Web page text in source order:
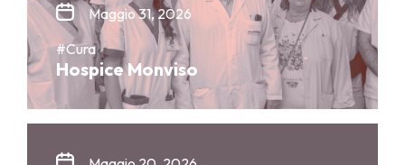
Maggio 31, 2026
#Cura
Hospice Monviso